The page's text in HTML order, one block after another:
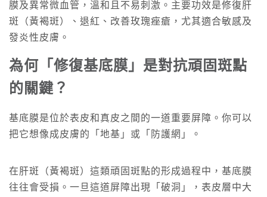
膜及異常微血管，溫和且不易刺激。主要功效是修復肝
斑（黃褐斑）、退紅、改善玫瑰痤瘡，尤其適合敏感及
發炎性皮膚。
為何「修復基底膜」是對抗頑固斑點
的關鍵？
基底膜是位於表皮和真皮之間的一道重要屏障。你可以
把它想像成皮膚的「地基」或「防護網」。
在肝斑（黃褐斑）這類頑固斑點的形成過程中，基底膜
往往會受損。一旦這道屏障出現「破洞」，表皮層中大